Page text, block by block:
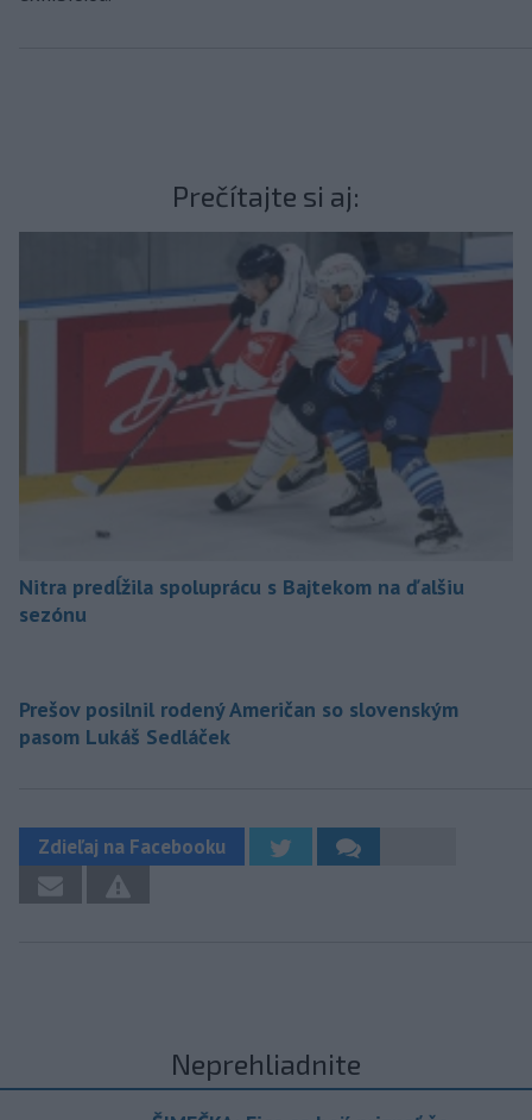
Prečítajte si aj:
Nitra predĺžila spoluprácu s Bajtekom na ďalšiu
sezónu
Prešov posilnil rodený Američan so slovenským
pasom Lukáš Sedláček
Zdieľaj na Facebooku
Neprehliadnite